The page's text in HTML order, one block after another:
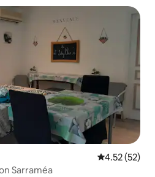
Calificación
4.52 (52)
Sarraméa